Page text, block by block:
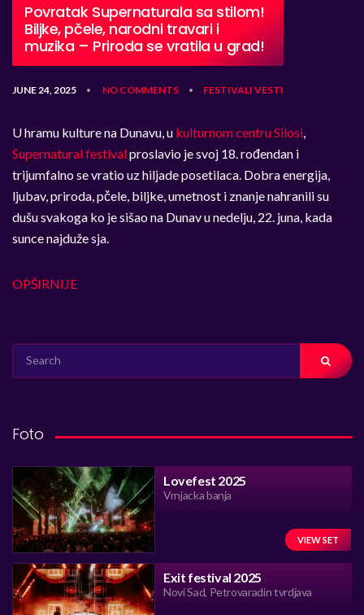
Povratak Supernaturala sa stilom!
Biljke, pčele, narodni travari i
muzika – Priroda se vratila u grad!
JUNE 24, 2025 • NO COMMENTS • FESTIVALI VESTI
U hramu kulture na Dunavu, u kulturnom centru Silosi
Supernatural festivalproslavio je svoj 18. rođendan i
trijumfalno se vratio uz hiljade posetilaca. Dobra energija,
ljubav, priroda, pčele, biljke, umetnost i znanje nahranili su
dušu svakoga ko je sišao na Dunav u nedelju, 22. juna, kada
sunce najduže sja.
OPŠIRNIJE
FOR:
Foto
Lovefest 2025
Vrnjacka banja
VIEW SET
Exit festival 2025
Novi Sad, Petrovaradin tvrdjava